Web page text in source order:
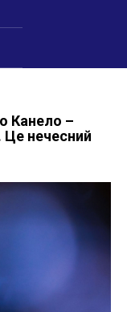
Канело –
нечесний